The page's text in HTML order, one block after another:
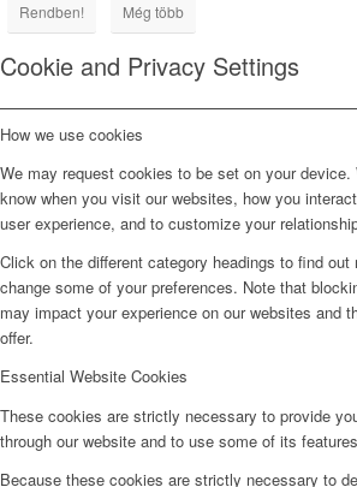
Rendben! Még több
Cookie and Privacy Settings
How we use cookies
We may request cookies to be set on your
know when you visit our websites, how you
user experience, and to customize your
Click on the different category headings to find out
change some of your preferences. Note that
may impact your experience on our websites and
offer.
Essential Website Cookies
These cookies are strictly necessary to provide
through our website and to use some of its
Because these cookies are strictly necessary to